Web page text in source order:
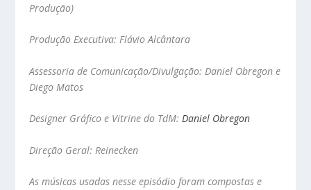
Produção)
Produção Executiva: Flávio Alcântara
Assessoria de Comunicação/Divulgação: Daniel Obregon e
Diego Matos
Designer Gráfico e Vitrine do TdM:Daniel Obregon
Direção Geral: Reinecken
As músicas usadas nesse episódio foram compostas e